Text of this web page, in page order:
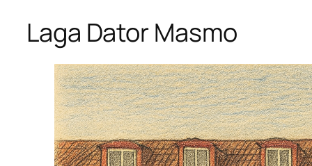
Laga Dator Masmo